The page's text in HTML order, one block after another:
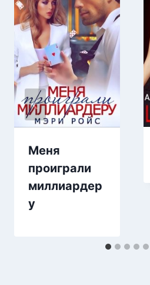
Меня
проиграли
миллиардер
у